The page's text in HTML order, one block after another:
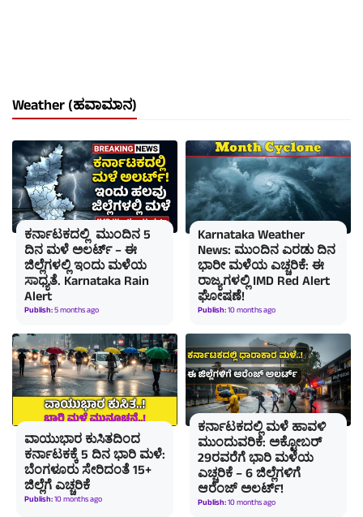
Weather (ಹವಾಮಾನ)
ಕರ್ನಾಟಕದಲ್ಲಿ ಮುಂದಿನ 5
ದಿನ ಮಳೆ ಅಲರ್ಟ್ – ಈ
ಜಿಲ್ಲೆಗಳಲ್ಲಿ ಇಂದು ಮಳೆಯ
ಸಾಧ್ಯತೆ. Karnataka Rain
Alert
Publish:5 months ago
Karnataka Weather
News: ಮುಂದಿನ ಎರಡು ದಿನ
ಭಾರೀ ಮಳೆಯ ಎಚ್ಚರಿಕೆ: ಈ
ರಾಜ್ಯಗಳಲ್ಲಿ IMD Red Alert
ಘೋಷಣೆ!
Publish:10 months ago
ವಾಯುಭಾರ ಕುಸಿತದಿಂದ
ಕರ್ನಾಟಕಕ್ಕೆ 5 ದಿನ ಭಾರಿ ಮಳೆ:
ಬೆಂಗಳೂರು ಸೇರಿದಂತೆ 15+
ಜಿಲ್ಲೆಗೆ ಎಚ್ಚರಿಕೆ
Publish:10 months ago
ಕರ್ನಾಟಕದಲ್ಲಿ ಮಳೆ ಹಾವಳಿ
ಮುಂದುವರಿಕೆ: ಅಕ್ಟೋಬರ್
29ರವರೆಗೆ ಭಾರಿ ಮಳೆಯ
ಎಚ್ಚರಿಕೆ – 6 ಜಿಲ್ಲೆಗಳಿಗೆ
ಆರೆಂಜ್ ಅಲರ್ಟ್!
Publish:10 months ago